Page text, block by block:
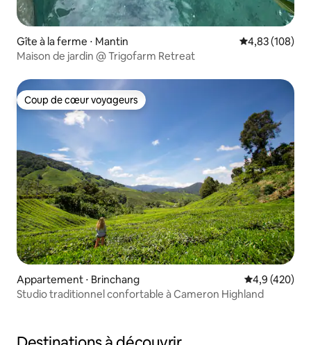
Gîte à la ferme ⋅ Mantin Évaluation
4,83 (108)
Maison de jardin @ Trigofarm Retreat
Coup de cœur voyageurs
Coup de cœur voyageurs
Appartement ⋅ Brinchang Évaluation
4,9 (420)
Studio traditionnel confortable à Cameron Highland